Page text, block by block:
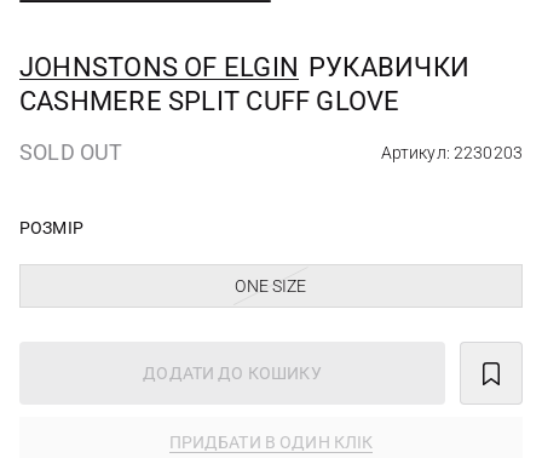
JOHNSTONS OF ELGIN РУКАВИЧКИ
CASHMERE SPLIT CUFF GLOVE
SOLD OUT Артикул: 2230203
РОЗМІР
ONE SIZE
ДОДАТИ ДО КОШИКУ
ПРИДБАТИ В ОДИН КЛІК